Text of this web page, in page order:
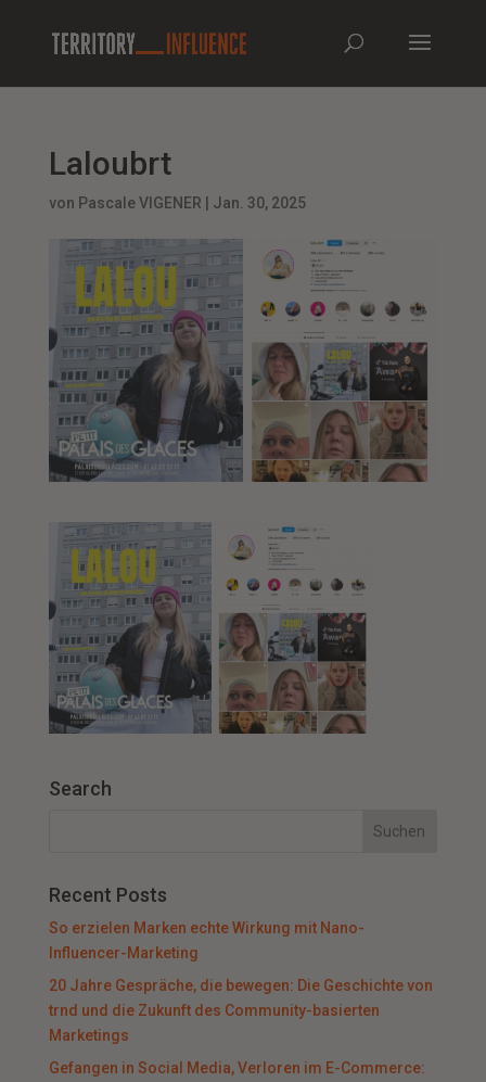
Laloubrt
von Pascale VIGENER Jan. 30, 2025
Search
Recent Posts
So erzielen Marken echte Wirkung mit Nano-
Influencer-Marketing
20 Jahre Gespräche, die bewegen: Die Geschichte von
trnd und die Zukunft des Community-basierten
Marketings
Gefangen in Social Media, Verloren im E-Commerce: